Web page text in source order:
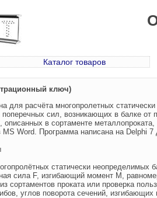
Каталог товаров
ключ)
для расчёта многопролетных
сил, возникающих в балке от
описанных в сортаменте
Word. Программа написана на Delphi
статически неопределимых
сила F, изгибающий момент M,
сортаментов проката или проверка
углов поворота сечений,